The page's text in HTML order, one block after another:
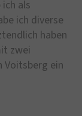
als
ich diverse
haben
zwei
Voitsberg ein